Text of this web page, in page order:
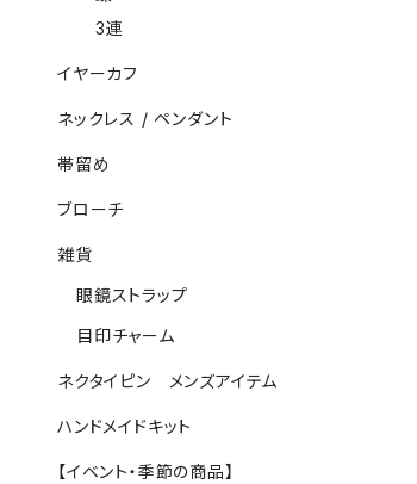
3連
イヤーカフ
ネックレス / ペンダント
帯留め
ブローチ
雑貨
眼鏡ストラップ
目印チャーム
ネクタイピン メンズアイテム
ハンドメイドキット
【イベント・季節の商品】